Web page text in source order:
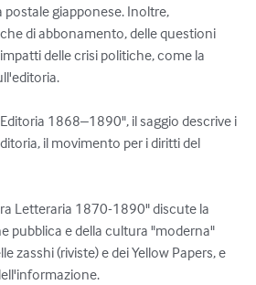
postale giapponese. Inoltre,
di abbonamento, delle questioni
delle crisi politiche, come la
1868–1890", il saggio descrive i
il movimento per i diritti del
Letteraria 1870-1890" discute la
pubblica e della cultura "moderna"
zasshi (riviste) e dei Yellow Papers, e